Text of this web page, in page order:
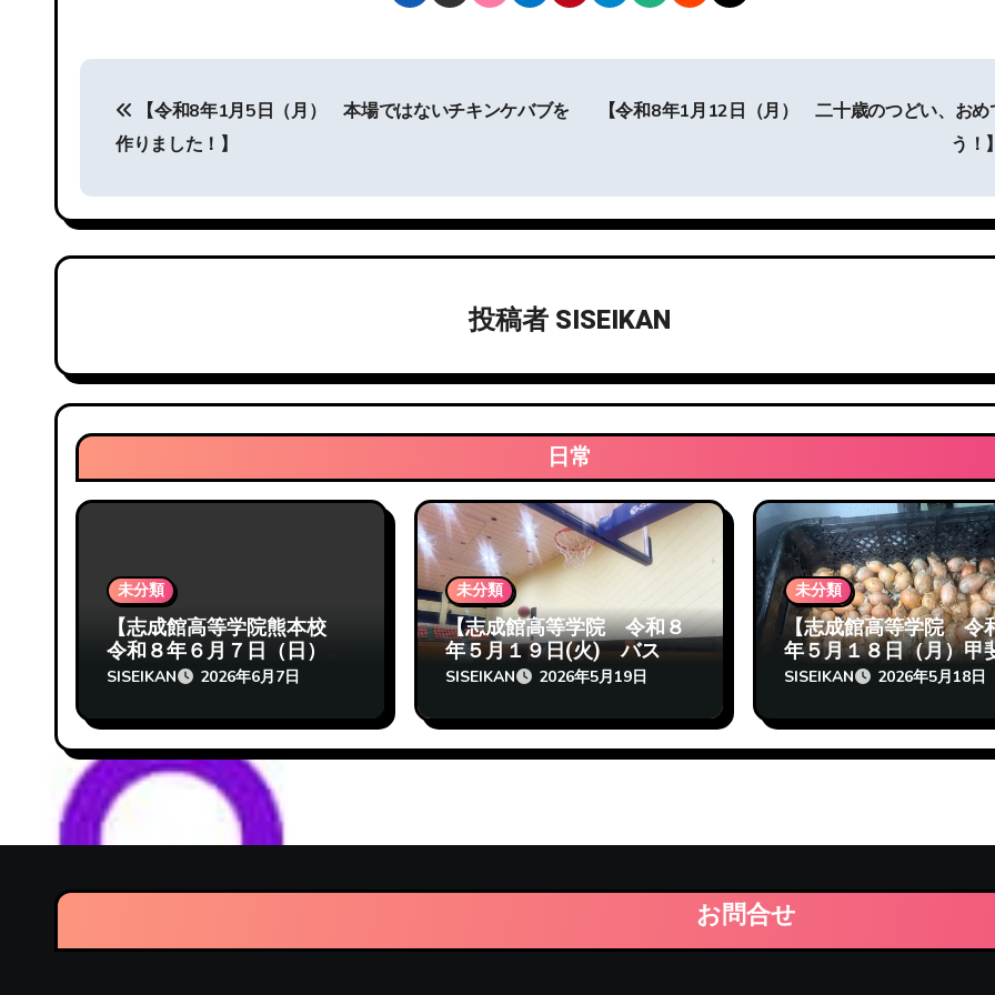
投
ビ
ゲ
ョ
ン
【令和8年1月5日（月） 本場ではないチキンケバブを
作りました！】
【令和8年1月12日（月） 二十歳のつどい、おめ
う！
投稿者 SISEIKAN
日常
未分類
【志成館高等学院熊本校
令和８年６月７日（日）
定通大会いざ出陣】
SISEIKAN 2026年6月7日
未分類
【志成館高等学院 令和８
年５月１９日(火) バス
ケ、それは苦しい】
SISEIKAN 2026年5月19日
未分類
【志成館高等学院 令
年５月１８日（月）甲
生のニンニクと玉ねぎ
SISEIKAN 2026年5月18日
お問合せ